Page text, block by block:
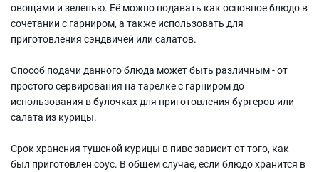
овощами и зеленью. Её можно подавать как основное блюдо в
сочетании с гарниром, а также использовать для
приготовления сэндвичей или салатов.
Способ подачи данного блюда может быть различным - от
простого сервирования на тарелке с гарниром до
использования в булочках для приготовления бургеров или
салата из курицы.
Срок хранения тушеной курицы в пиве зависит от того, как
был приготовлен соус. В общем случае, если блюдо хранится в